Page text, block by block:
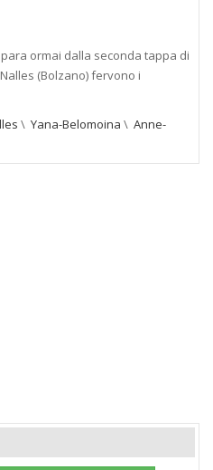
ormai dalla seconda tappa di
(Bolzano) fervono i
\ Yana-Belomoina \ Anne-